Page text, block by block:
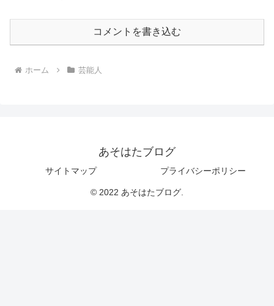
コメントを書き込む
ホーム 芸能人
あそはたブログ
サイトマップ プライバシーポリシー
© 2022 あそはたブログ.